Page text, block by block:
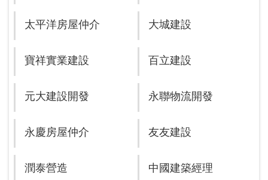
太平洋房屋仲介 大城建設
寶祥實業建設 百立建設
元大建設開發 永聯物流開發
永慶房屋仲介 友友建設
潤泰營造 中國建築經理